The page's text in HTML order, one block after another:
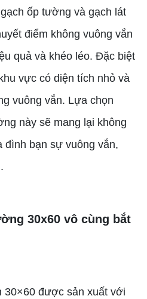
ốp tường và gạch lát
điểm không vuông vắn
quả và khéo léo. Đặc biệt
vực có diện tích nhỏ và
vuông vắn. Lựa chọn
này sẽ mang lại không
đình bạn sự vuông vắn,
30x60 vô cùng bắt
được sản xuất với